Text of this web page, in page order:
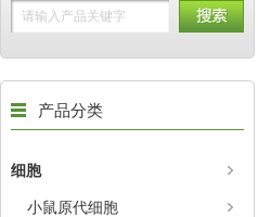
产品分类
细胞
小鼠原代细胞